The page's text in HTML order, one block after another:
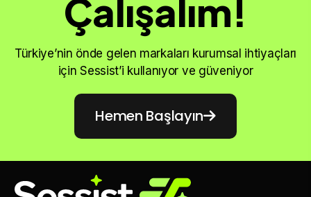
Çalışalım!
Türkiye’nin önde gelen markaları kurumsal ihtiyaçları
için Sessist’i kullanıyor ve güveniyor
Hemen Başlayın